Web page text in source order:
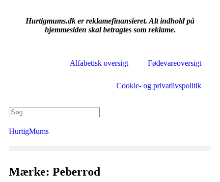
Hurtigmums.dk er reklamefinansieret. Alt indhold på
hjemmesiden skal betragtes som reklame.
Alfabetisk oversigt Fødevareoversigt
Cookie- og privatlivspolitik
HurtigMums
Mærke: Peberrod